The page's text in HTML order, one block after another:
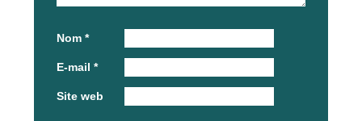
Nom *
E-mail *
Site web